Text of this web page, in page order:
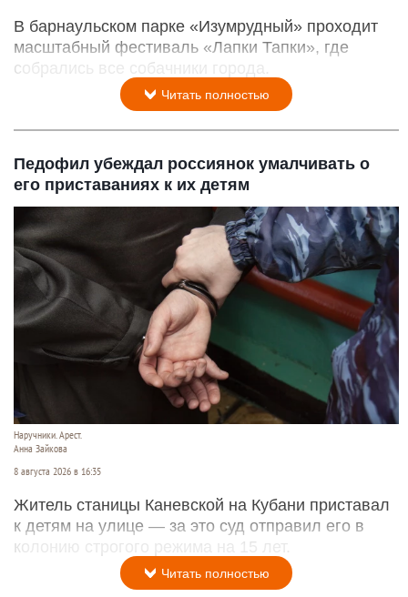
В барнаульском парке «Изумрудный» проходит
масштабный фестиваль «Лапки Тапки», где
собрались все собачники города.
Читать полностью
Педофил убеждал россиянок умалчивать о
его приставаниях к их детям
Наручники. Арест.
Анна Зайкова
8 августа 2026 в 16:35
Житель станицы Каневской на Кубани приставал
к детям на улице — за это суд отправил его в
колонию строгого режима на 15 лет.
Читать полностью